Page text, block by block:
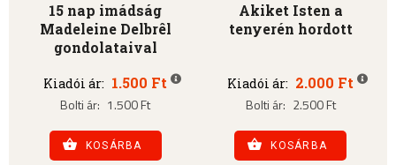
15 nap imádság
Madeleine Delbrêl
gondolataival
Kiadói ár: 1.500 Ft
Bolti ár: 1.500 Ft
KOSÁRBA
Akiket Isten a
tenyerén hordott
Kiadói ár: 2.000 Ft
Bolti ár: 2.500 Ft
KOSÁRBA